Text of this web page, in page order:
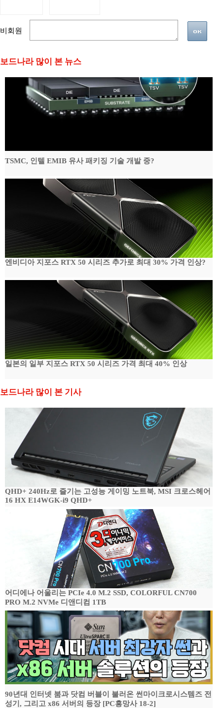
비회원
보드나라 많이 본 뉴스
TSMC, 인텔 EMIB 유사 패키징 기술 개발 중?
엔비디아 지포스 RTX 50 시리즈 추가로 최대 30% 가격 인상?
일본의 일부 지포스 RTX 50 시리즈 가격 최대 40% 인상
보드나라 많이 본 기사
QHD+ 240Hz로 즐기는 고성능 게이밍 노트북, MSI 크로스헤어
16 HX E14WGK-i9 QHD+
어디에나 어울리는 PCIe 4.0 M.2 SSD, COLORFUL CN700
PRO M.2 NVMe 디앤디컴 1TB
90년대 인터넷 붐과 닷컴 버블이 불러온 썬마이크로시스템즈 전
성기, 그리고 x86 서버의 등장 [PC흥망사 18-2]